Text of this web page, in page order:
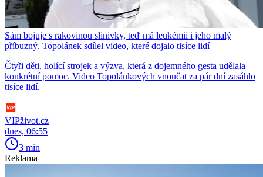
Sám bojuje s rakovinou slinivky, teď má leukémii i jeho malý
příbuzný. Topolánek sdílel video, které dojalo tisíce lidí
Čtyři děti, holící strojek a výzva, která z dojemného gesta udělala
konkrétní pomoc. Video Topolánkových vnoučat za pár dní zasáhlo
tisíce lidí.
VIPživot.cz
dnes, 06:55
3 min
Reklama